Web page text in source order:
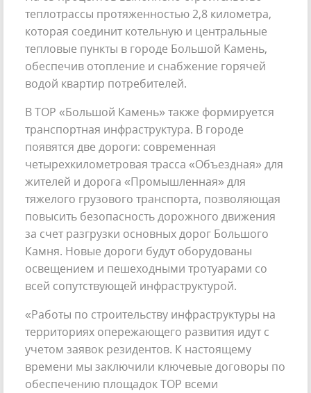
теплотрассы протяженностью 2,8 километра,
которая соединит котельную и центральные
тепловые пункты в городе Большой Камень,
обеспечив отопление и снабжение горячей
водой квартир потребителей.
В ТОР «Большой Камень» также формируется
транспортная инфраструктура. В городе
появятся две дороги: современная
четырехкилометровая трасса «Объездная» для
жителей и дорога «Промышленная» для
тяжелого грузового транспорта, позволяющая
повысить безопасность дорожного движения
за счет разгрузки основных дорог Большого
Камня. Новые дороги будут оборудованы
освещением и пешеходными тротуарами со
всей сопутствующей инфраструктурой.
«Работы по строительству инфраструктуры на
территориях опережающего развития идут с
учетом заявок резидентов. К настоящему
времени мы заключили ключевые договоры по
обеспечению площадок ТОР всеми